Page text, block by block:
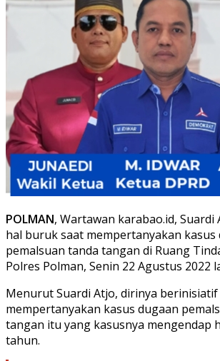
POLMAN, Wartawan karabao.id, Suardi
hal buruk saat mempertanyakan kasus
pemalsuan tanda tangan di Ruang
Polres Polman, Senin 22 Agustus 2022
Menurut Suardi Atjo, dirinya berinisiatif
mempertanyakan kasus dugaan
tangan itu yang kasusnya mengendap
tahun.